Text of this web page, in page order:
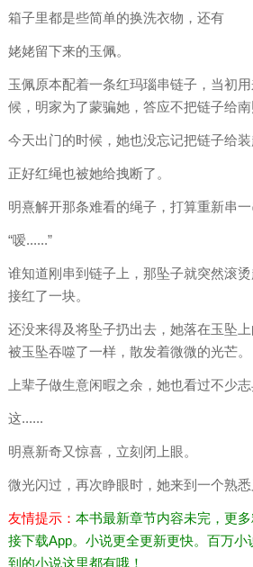
箱子里都是些简单的换洗衣物，还有
姥姥留下来的玉佩。
玉佩原本配着一条红玛瑙串链子，当初
候，明家为了蒙骗她，答应不把链子给南
今天出门的时候，她也没忘记把链子给装
正好红绳也被她给拽断了。
明熹解开那条难看的绳子，打算重新串一
“嗳......”
谁知道刚串到链子上，那坠子就突然滚
接红了一块。
还没来得及将坠子扔出去，她落在玉坠
被玉坠吞噬了一样，散发着微微的光芒。
上辈子做生意闲暇之余，她也看过不少志
这......
明熹新奇又惊喜，立刻闭上眼。
微光闪过，再次睁眼时，她来到一个熟悉
友情提示： 本书最新章节内容未完，更
接下载App。小说更全更新更快。百万小
到的小说这里都有哦！